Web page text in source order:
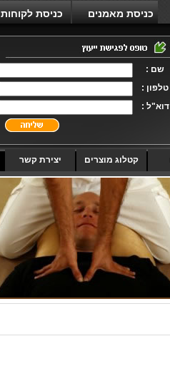
שם :
טלפון :
דוא"ל :
כניסת לקוחות כניסת מאמנים
קטלוג מוצרים יצירת קשר